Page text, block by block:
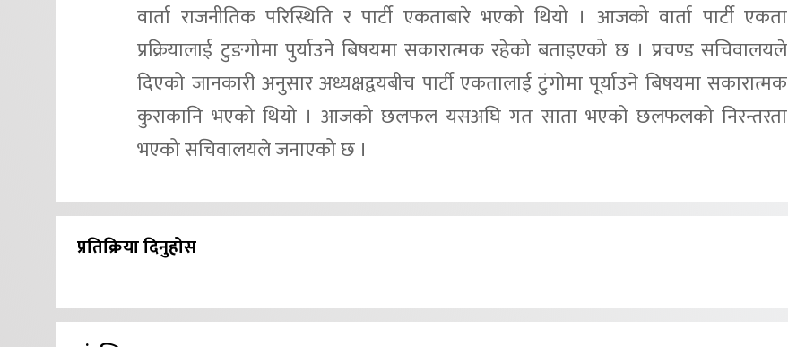
वार्ता राजनीतिक परिस्थिति र पार्टी एकताबारे भएको थियो । आजको वार्ता पार्टी एकता
प्रक्रियालाई टुङगोमा पुर्याउने बिषयमा सकारात्मक रहेको बताइएको छ । प्रचण्ड सचिवालयले
दिएको जानकारी अनुसार अध्यक्षद्वयबीच पार्टी एकतालाई टुंगोमा पूर्याउने बिषयमा सकारात्मक
कुराकानि भएको थियो । आजको छलफल यसअघि गत साता भएको छलफलको निरन्तरता
भएको सचिवालयले जनाएको छ ।
प्रतिक्रिया दिनुहोस